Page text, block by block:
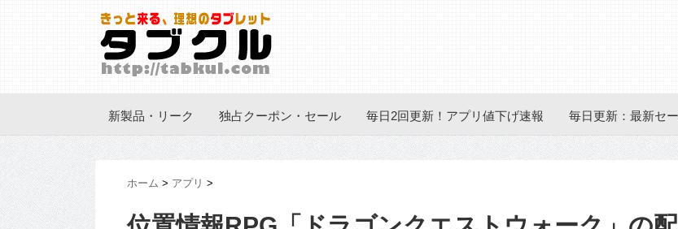
新製品・リーク 独占クーポン・セール 毎日2回更新！アプリ値下げ速報 毎日更新：最新セ
ホーム > アプリ >